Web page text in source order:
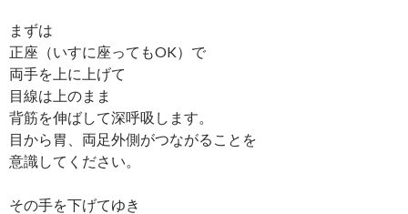
まずは
正座（いすに座ってもOK）で
両手を上に上げて
目線は上のまま
背筋を伸ばして深呼吸します。
目から胃、両足外側がつながることを
意識してください。
その手を下げてゆき